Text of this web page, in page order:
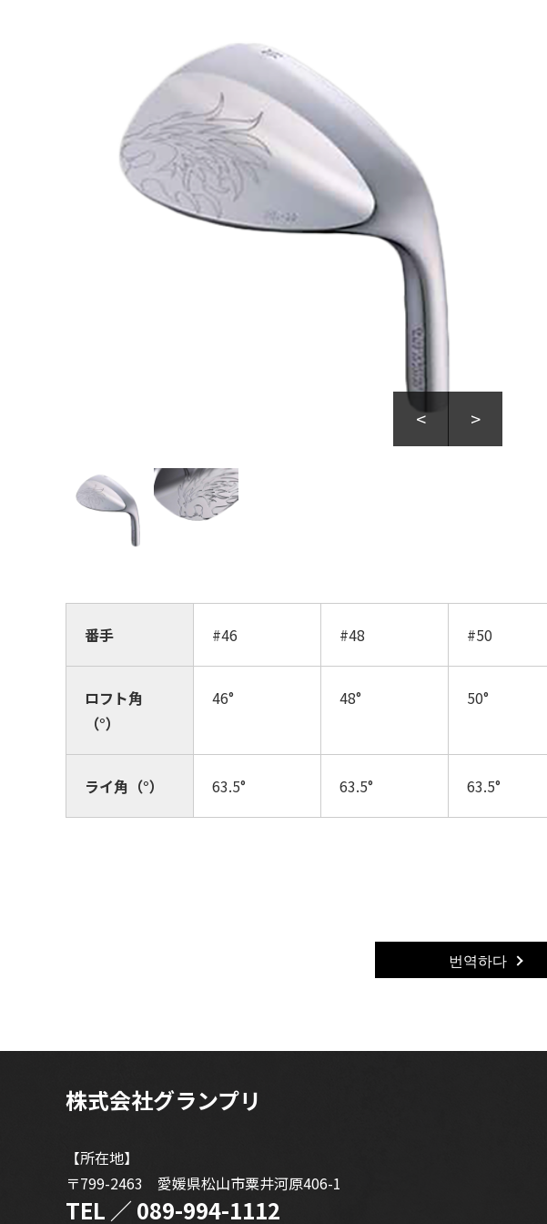
< >
番手 #46 #48 #50
ロフト角
（°）
46° 48° 50°
ライ角（°） 63.5° 63.5° 63.5°
번역하다
株式会社グランプリ
【所在地】
〒799-2463 愛媛県松山市粟井河原406-1
TEL ／089-994-1112